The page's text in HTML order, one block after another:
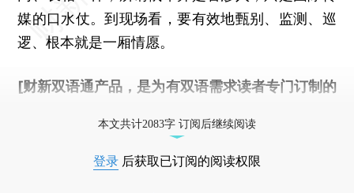
媒的口水仗。到现场看，要有效地甄别、监测、巡
逻、根本就是一厢情愿。
[财新双语通产品，是为有双语需求读者专门订制的
本文共计2083字 订阅后继续阅读
登录 后获取已订阅的阅读权限